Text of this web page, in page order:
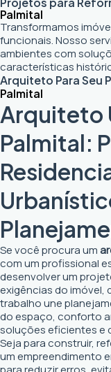
Palmital
Transformamos
funcionais. Nosso
ambientes com
características
Arquiteto Para Seu
Palmital
Arquiteto
Palmital:
Se você procura um
com um profissional
desenvolver um
exigências do imóvel,
trabalho une
do espaço, conforto
soluções eficientes e
Seja para construir,
um empreendimento